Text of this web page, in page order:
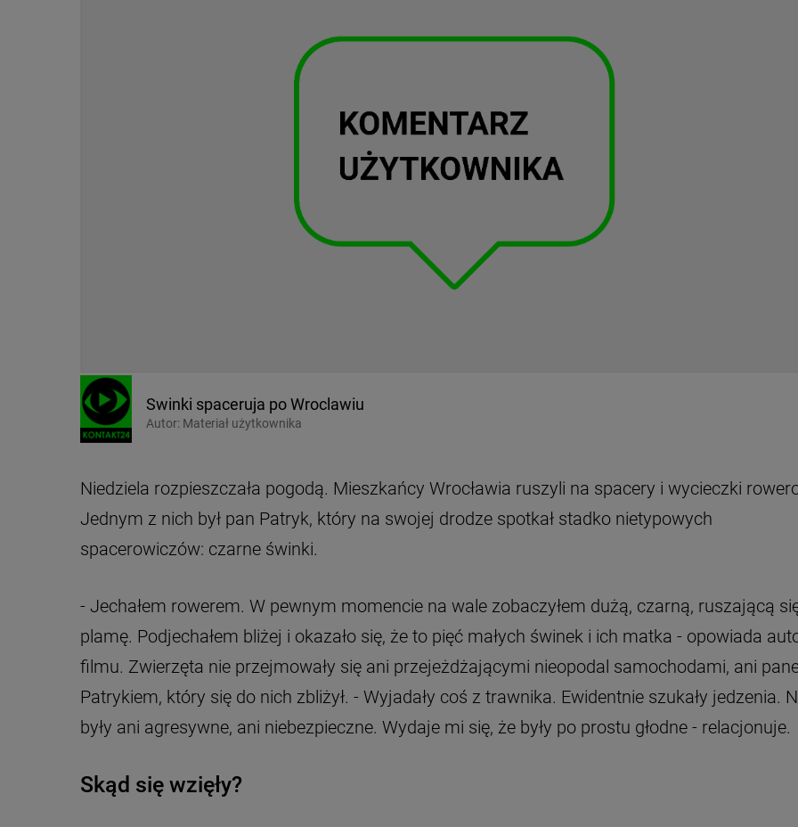
Swinki spaceruja po Wroclawiu
Autor: Materiał użytkownika
Niedziela rozpieszczała pogodą. Mieszkańcy Wrocławia ruszyli na spacery i wycieczki
Jednym z nich był pan Patryk, który na swojej drodze spotkał stadko nietypowych
spacerowiczów: czarne świnki.
- Jechałem rowerem. W pewnym momencie na wale zobaczyłem dużą, czarną, ruszającą
plamę. Podjechałem bliżej i okazało się, że to pięć małych świnek i ich matka - opowiada
filmu. Zwierzęta nie przejmowały się ani przejeżdżającymi nieopodal samochodami, ani
Patrykiem, który się do nich zbliżył. - Wyjadały coś z trawnika. Ewidentnie szukały jedzenia.
były ani agresywne, ani niebezpieczne. Wydaje mi się, że były po prostu głodne - relacjonuje.
Skąd się wzięły?